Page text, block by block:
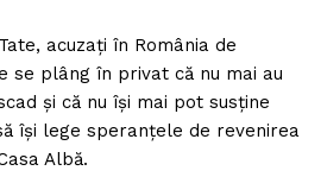
acuzați în România de
se plâng în privat că nu mai au
și că nu își mai pot susține
își lege speranțele de revenirea
Albă.